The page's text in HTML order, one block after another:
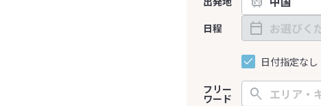
日程
日付指定なし
フリー
ワード